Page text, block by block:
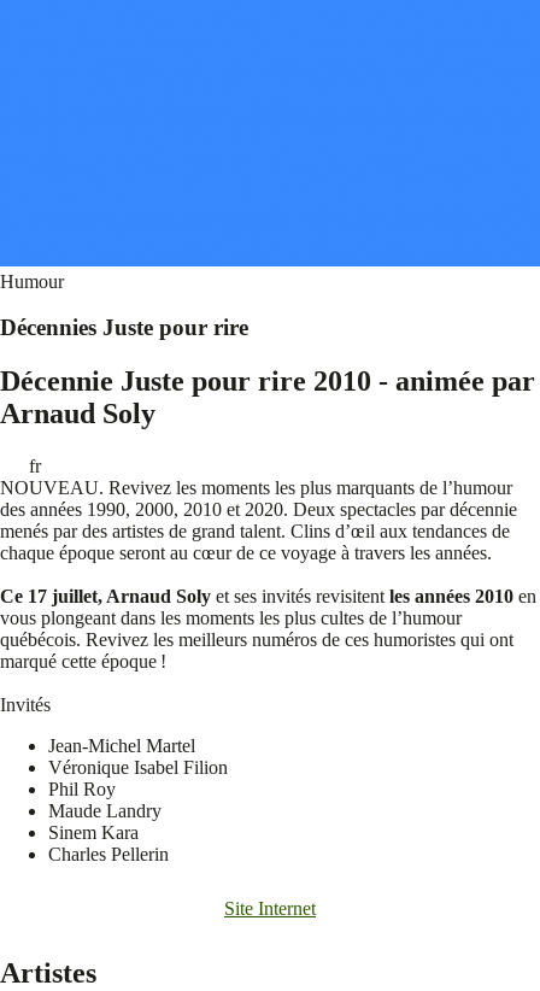
Humour
Décennies Juste pour rire
Décennie Juste pour rire 2010 - animée par
Arnaud Soly
fr
NOUVEAU. Revivez les moments les plus marquants de l’humour
des années 1990, 2000, 2010 et 2020. Deux spectacles par décennie
menés par des artistes de grand talent. Clins d’œil aux tendances de
chaque époque seront au cœur de ce voyage à travers les années.
Ce 17 juillet, Arnaud Soly et ses invités revisitent les années 2010 en
vous plongeant dans les moments les plus cultes de l’humour
québécois. Revivez les meilleurs numéros de ces humoristes qui ont
marqué cette époque !
Invités
Jean-Michel Martel
Véronique Isabel Filion
Phil Roy
Maude Landry
Sinem Kara
Charles Pellerin
Site Internet
Artistes